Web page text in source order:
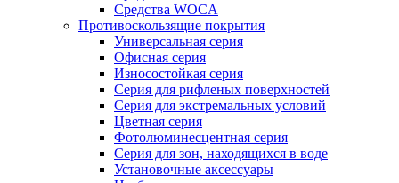
Средства WOCA
Противоскользящие покрытия
Универсальная серия
Офисная серия
Износостойкая серия
Серия для рифленых поверхностей
Серия для экстремальных условий
Цветная серия
Фотолюминесцентная серия
Серия для зон, находящихся в воде
Установочные аксессуары